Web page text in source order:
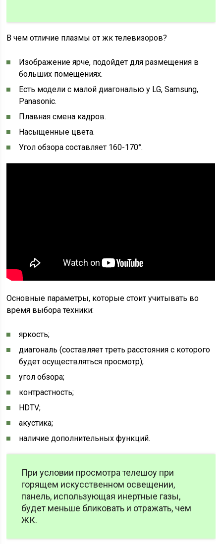
В чем отличие плазмы от жк телевизоров?
Изображение ярче, подойдет для размещения в
больших помещениях.
Есть модели с малой диагональю у LG, Samsung,
Panasonic.
Плавная смена кадров.
Насыщенные цвета.
Угол обзора составляет 160-170°.
Основные параметры, которые стоит учитывать во
время выбора техники:
яркость;
диагональ (составляет треть расстояния с которого
будет осуществляться просмотр);
угол обзора;
контрастность;
HDTV;
акустика;
наличие дополнительных функций.
При условии просмотра телешоу при
горящем искусственном освещении,
панель, использующая инертные газы,
будет меньше бликовать и отражать, чем
ЖК.